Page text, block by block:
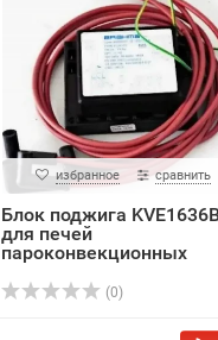
избранное сравнить
Блок поджига
для печей
пароконвекционных
(0)